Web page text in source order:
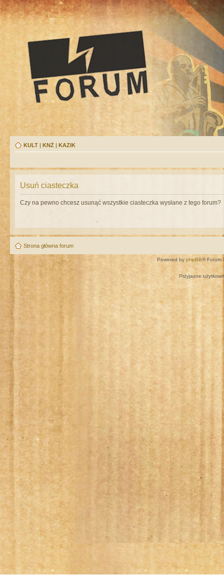
KULT | KNŻ | KAZIK
Usuń ciasteczka
Czy na pewno chcesz usunąć wszystkie ciasteczka wysłane z tego forum?
Strona główna forum
Powered by phpBB® Forum
Przyjazne